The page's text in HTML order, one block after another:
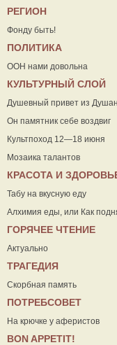
РЕГИОН
Фонду быть!
ПОЛИТИКА
ООН нами довольна
КУЛЬТУРНЫЙ СЛОЙ
Душевный привет из
Он памятник себе воздвиг
Культпоход 12—18 июня
Мозаика талантов
КРАСОТА И
Табу на вкусную еду
Алхимия еды, или Как
ГОРЯЧЕЕ ЧТЕНИЕ
Актуально
ТРАГЕДИЯ
Скорбная память
ПОТРЕБСОВЕТ
На крючке у аферистов
ВON APPETIT!